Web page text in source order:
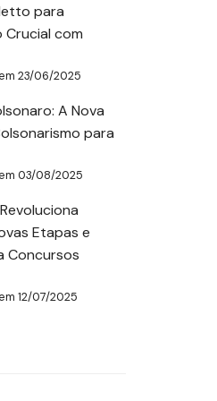
para
com
23/06/2025
A Nova
para
03/08/2025
Etapas e
Concursos
12/07/2025